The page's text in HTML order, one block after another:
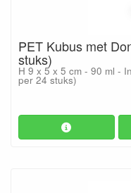
PET Kubus met
stuks)
H 9 x 5 x 5 cm - 90 ml -
per 24 stuks)